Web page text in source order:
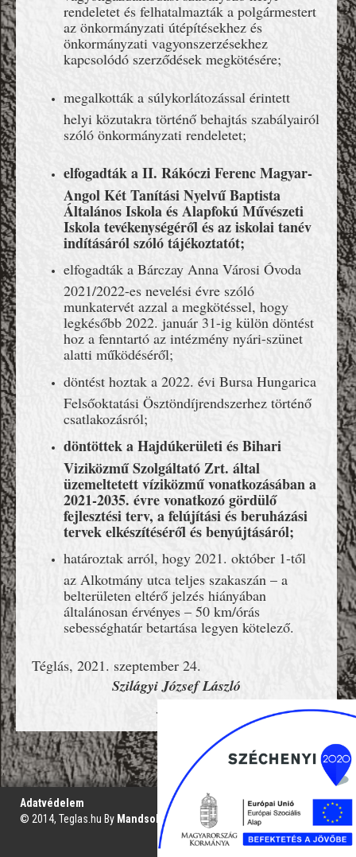
rendeletet és felhatalmazták a polgármestert
az önkormányzati útépítésekhez és
önkormányzati vagyonszerzésekhez
kapcsolódó szerződések megkötésére;
megalkották a súlykorlátozással érintett
helyi közutakra történő behajtás szabályairól
szóló önkormányzati rendeletet;
elfogadták a II. Rákóczi Ferenc Magyar-
Angol Két Tanítási Nyelvű Baptista
Általános Iskola és Alapfokú Művészeti
Iskola tevékenységéről és az iskolai tanév
indításáról szóló tájékoztatót;
elfogadták a Bárczay Anna Városi Óvoda
2021/2022-es nevelési évre szóló
munkatervét azzal a megkötéssel, hogy
legkésőbb 2022. január 31-ig külön döntést
hoz a fenntartó az intézmény nyári-szünet
alatti működéséről;
döntést hoztak a 2022. évi Bursa Hungarica
Felsőoktatási Ösztöndíjrendszerhez történő
csatlakozásról;
döntöttek a Hajdúkerületi és Bihari
Viziközmű Szolgáltató Zrt. által
üzemeltetett víziközmű vonatkozásában a
2021-2035. évre vonatkozó gördülő
fejlesztési terv, a felújítási és beruházási
tervek elkészítéséről és benyújtásáról;
határoztak arról, hogy 2021. október 1-től
az Alkotmány utca teljes szakaszán – a
belterületen eltérő jelzés hiányában
általánosan érvényes – 50 km/órás
sebességhatár betartása legyen kötelező.
Téglás, 2021. szeptember 24.
Szilágyi József László
';
Adatvédelem
© 2014, Teglas.hu By Mandsol.com
VAKBARÁT VERZIÓ